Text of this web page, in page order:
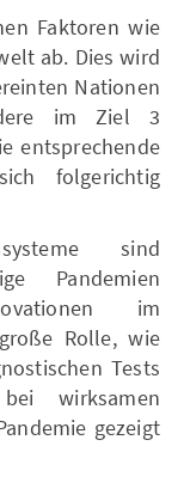
Faktoren wie
ab. Dies wird
Nationen
im Ziel 3
entsprechende
folgerichtig
sind
Pandemien
im
Rolle, wie
Tests
wirksamen
gezeigt